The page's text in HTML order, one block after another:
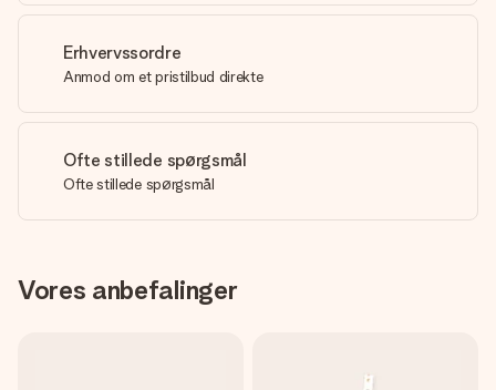
Erhvervssordre
Anmod om et pristilbud direkte
Ofte stillede spørgsmål
Ofte stillede spørgsmål
Vores anbefalinger